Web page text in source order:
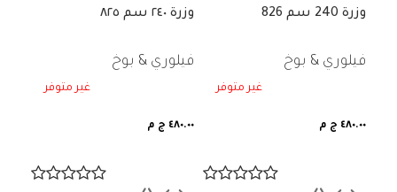
وزرة 240 سم 826
فيلوري & بوخ
غير متوفر
٤٨٠.٠٠ ج م
وزرة ٢٤٠ سم ٨٢٥
فيلوري & بوخ
غير متوفر
٤٨٠.٠٠ ج م